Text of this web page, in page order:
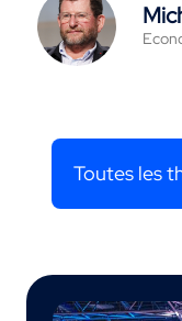
Toutes les